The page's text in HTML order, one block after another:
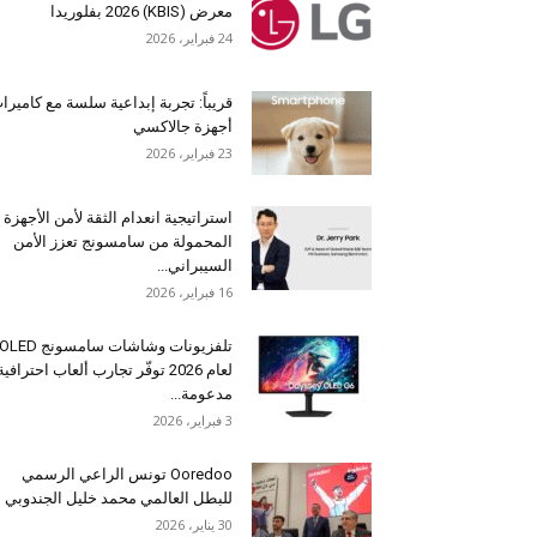
معرض (KBIS) 2026 بفلوريدا
24 فبراير، 2026
قريباً: تجربة إبداعية سلسة مع
أجهزة جالاكسي
23 فبراير، 2026
استراتيجية انعدام الثقة لأمن الأجهزة
المحمولة من سامسونج تعزز الأمن
السيبراني...
16 فبراير، 2026
تلفزيونات وشاشات سامسونج OLED
لعام 2026 توفّر تجارب ألعاب
مدعومة...
3 فبراير، 2026
Ooredoo تونس الراعي الرسمي
للبطل العالمي محمد خليل الجندوبي
30 يناير، 2026